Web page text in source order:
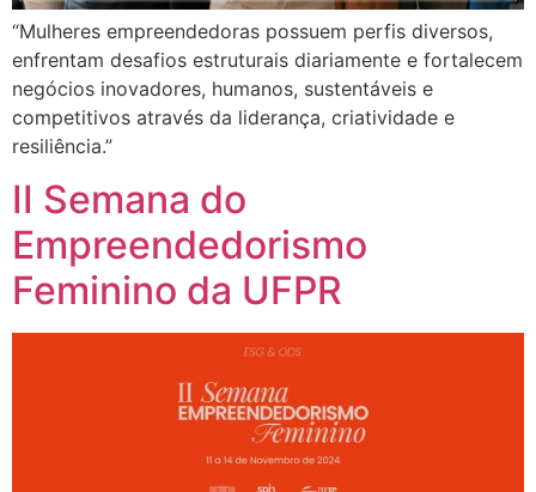
“Mulheres empreendedoras possuem perfis diversos,
enfrentam desafios estruturais diariamente e fortalecem
negócios inovadores, humanos, sustentáveis e
competitivos através da liderança, criatividade e
resiliência.”
II Semana do
Empreendedorismo
Feminino da UFPR